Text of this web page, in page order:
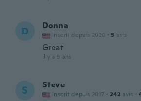
D Donna
Inscrit depuis 2020 · 5 avis
Great
il y a 5 ans
S Steve
Inscrit depuis 2017 · 242 avis ·